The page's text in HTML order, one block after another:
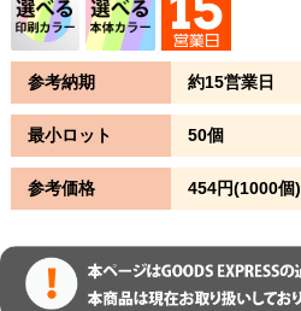
参考納期 約15営業日
最小ロット 50個
参考価格 454円(1000個)